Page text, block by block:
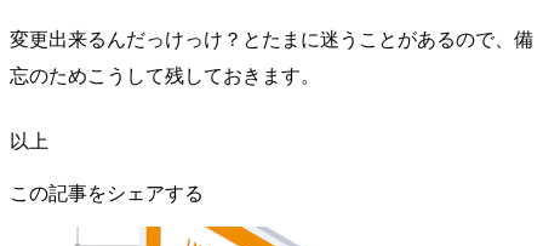
変更出来るんだっけっけ？とたまに迷うことがあるので、備
忘のためこうして残しておきます。
以上
この記事をシェアする